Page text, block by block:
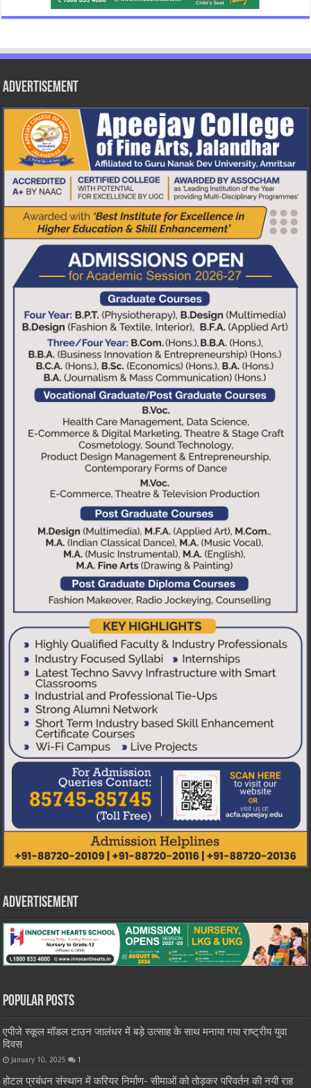
Advertisement
Advertisement
Popular Posts
एपीजे स्कूल मॉडल टाउन जालंधर में बड़े उत्साह के साथ मनाया गया राष्ट्रीय युवा
दिवस
January 10, 2025 1
होटल प्रबंधन संस्थान में करियर निर्माण- सीमाओं को तोड़कर परिवर्तन की नयी राह